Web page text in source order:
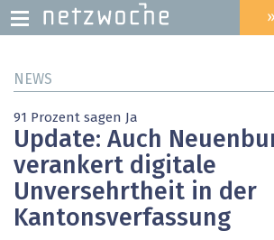
zum
HEADER
MENU
NEWS
91 Prozent sagen Ja
Update: Auch
verankert digitale
Unversehrtheit in der
Kantonsverfassung